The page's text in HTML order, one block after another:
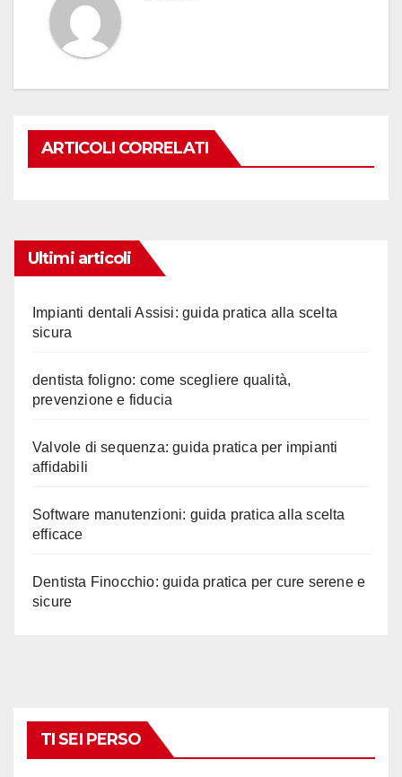
ARTICOLI CORRELATI
Ultimi articoli
Impianti dentali Assisi: guida pratica alla scelta
sicura
dentista foligno: come scegliere qualità,
prevenzione e fiducia
Valvole di sequenza: guida pratica per impianti
affidabili
Software manutenzioni: guida pratica alla scelta
efficace
Dentista Finocchio: guida pratica per cure serene e
sicure
TI SEI PERSO